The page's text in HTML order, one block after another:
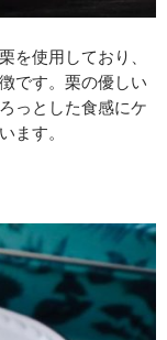
を使用しており、
です。栗の優しい
っとした食感にケ
ます。